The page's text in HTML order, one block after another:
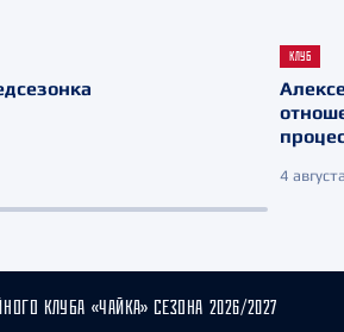
КЛУБ
4
КЛУБА «ЧАЙКА» СЕЗОНА 2026/2027